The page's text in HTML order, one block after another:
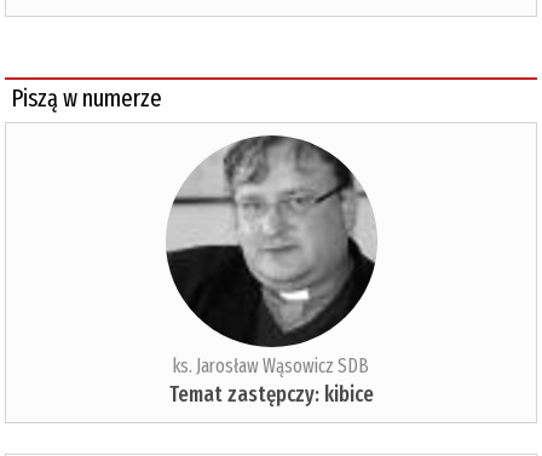
Piszą w numerze
ks. Jarosław Wąsowicz SDB
Temat zastępczy: kibice